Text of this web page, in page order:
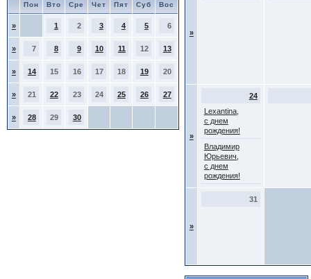
Пон Вто Сре Чет Пят Суб Вос
» 1 2 3 4 5 6
» 7 8 9 10 11 12 13
» 14 15 16 17 18 19 20
» 21 22 23 24 25 26 27
» 28 29 30
»
»
24
Lexantina,
с днем
рождения!
Владимир
Юрьевич,
с днем
рождения!
»
31